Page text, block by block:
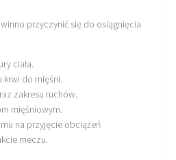
kontuzjom
i dynamika
fizycznego
siłowego
przyczynić się do osiągnięcia
ciała.
krwi do mięśni.
zakresu ruchów.
mięśniowym.
na przyjęcie obciążeń
meczu.